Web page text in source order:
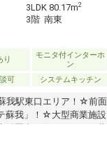
3LDK 80.17m2
3階 南東
り
モニタ付インターホ
ン
可 システムキッチン
我駅東口エリア！☆前
蘇我」！☆大型商業施設